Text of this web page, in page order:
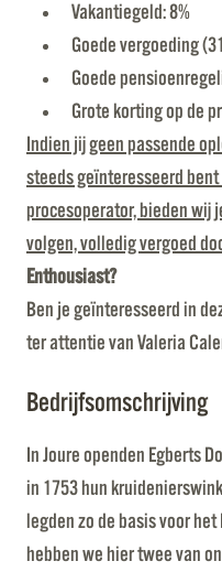
Vakantiegeld: 8%
Goede vergoeding
Goede
Grote korting op de
Indien jij geen passende
steeds geïnteresseerd
procesoperator, bieden wij
volgen, volledig vergoed
Enthousiast?
Ben je geïnteresseerd in
ter attentie van Valeria
Bedrijfsomschrijving
In Joure openden Egberts
in 1753 hun
legden zo de basis voor
hebben we hier twee van